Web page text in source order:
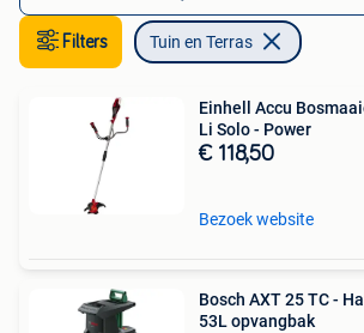
Filters Tuin en Terras
Einhell Accu
Li Solo - Power
€ 118,50
Bezoek website
Bosch AXT 25 TC -
53L opvangbak